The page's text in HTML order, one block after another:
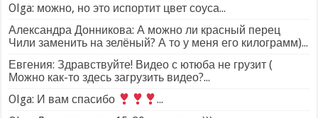
Olga: можно, но это испортит цвет соуса...
Александра Донникова: А можно ли красный перец
Чили заменить на зелёный? А то у меня его килограмм)...
Евгения: Здравствуйте! Видео с ютюба не грузит (
Можно как-то здесь загрузить видео?...
Olga: И вам спасибо
...